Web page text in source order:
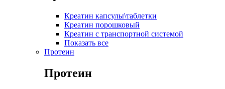
Креатин капсулы\таблетки
Креатин порошковый
Креатин с транспортной системой
Показать все
Протеин
Протеин